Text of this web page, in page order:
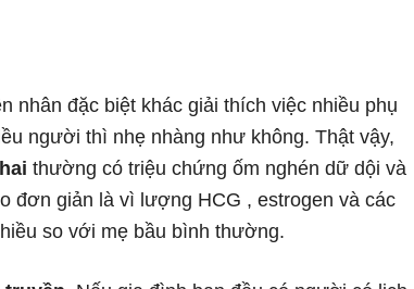
nhân đặc biệt khác giải thích việc nhiều phụ
người thì nhẹ nhàng như không. Thật vậy,
thường có triệu chứng ốm nghén dữ dội và
đơn giản là vì lượng HCG , estrogen và các
so với mẹ bầu bình thường.